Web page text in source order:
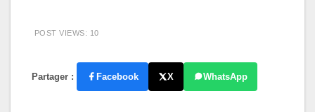
POST VIEWS: 10
Partager : Facebook X WhatsApp